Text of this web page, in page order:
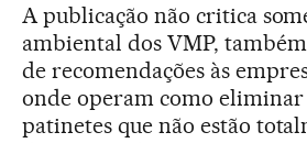
A publicação não critica
ambiental dos VMP,
de recomendações às
onde operam como
patinetes que não estão